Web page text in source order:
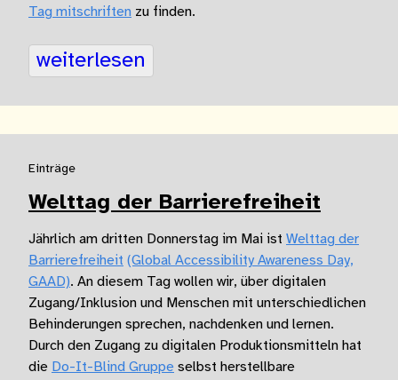
Tag mitschriften zu finden.
weiterlesen
Einträge
Welttag der Barrierefreiheit
Jährlich am dritten Donnerstag im Mai ist Welttag der
Barrierefreiheit (Global Accessibility Awareness Day,
GAAD). An diesem Tag wollen wir, über digitalen
Zugang/Inklusion und Menschen mit unterschiedlichen
Behinderungen sprechen, nachdenken und lernen.
Durch den Zugang zu digitalen Produktionsmitteln hat
die Do-It-Blind Gruppe selbst herstellbare